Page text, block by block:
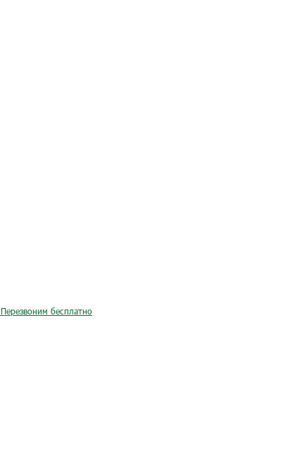
Перезвоним бесплатно